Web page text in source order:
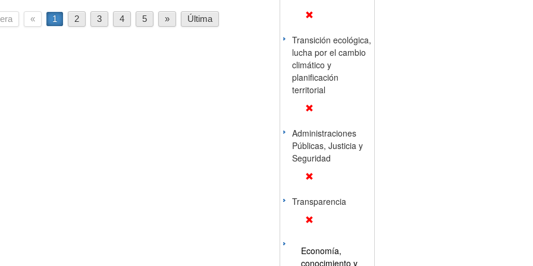
« 1 2 3 4 5 » Última
Transición ecológica,
lucha por el cambio
climático y
planificación
territorial
Administraciones
Públicas, Justicia y
Seguridad
Transparencia
Economía,
conocimiento y